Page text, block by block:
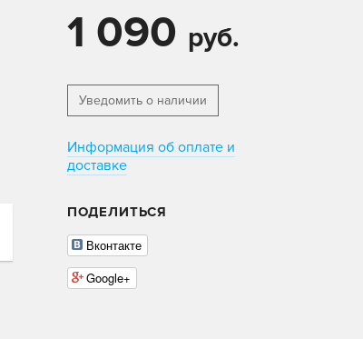
1 090 руб.
Уведомить о наличии
Информация об оплате и
доставке
ПОДЕЛИТЬСЯ
Вконтакте
Google+